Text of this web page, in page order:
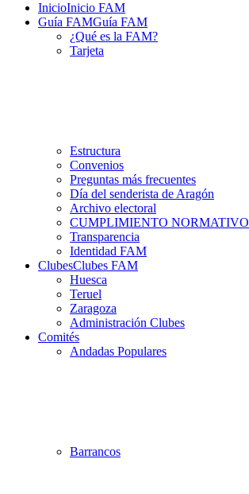
InicioInicio FAM
Guía FAMGuía FAM
¿Qué es la FAM?
Tarjeta
Estructura
Convenios
Preguntas más frecuentes
Día del senderista de Aragón
Archivo electoral
CUMPLIMIENTO NORMATIVO
Transparencia
Identidad FAM
ClubesClubes FAM
Huesca
Teruel
Zaragoza
Administración Clubes
Comités
Andadas Populares
Barrancos